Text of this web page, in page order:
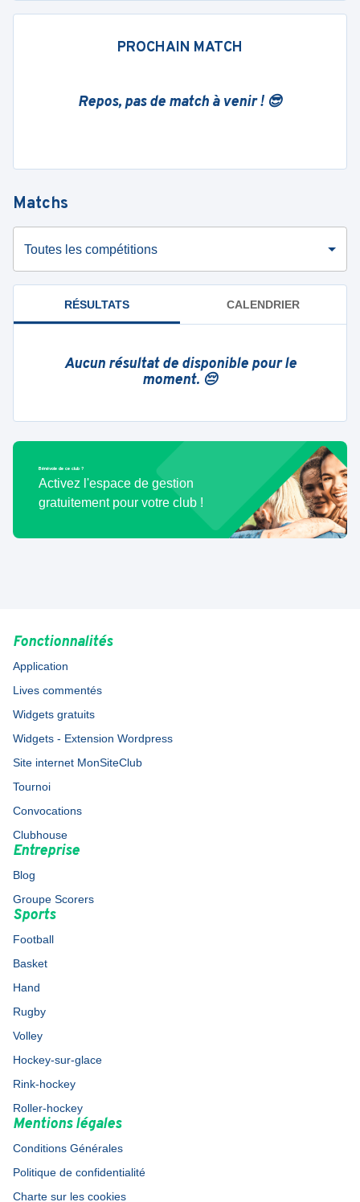
PROCHAIN MATCH
Repos, pas de match à venir ! 😎
Matchs
Toutes les compétitions
RÉSULTATS CALENDRIER
Aucun résultat de disponible pour le
moment. 😔
Bénévole de ce club ?
Activez l'espace de gestion
gratuitement pour votre club !
Fonctionnalités
Application
Lives commentés
Widgets gratuits
Widgets - Extension Wordpress
Site internet MonSiteClub
Tournoi
Convocations
Clubhouse
Entreprise
Blog
Groupe Scorers
Sports
Football
Basket
Hand
Rugby
Volley
Hockey-sur-glace
Rink-hockey
Roller-hockey
Mentions légales
Conditions Générales
Politique de confidentialité
Charte sur les cookies